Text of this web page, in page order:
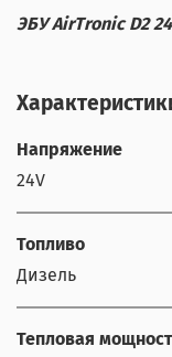
ЭБУ AirTronic D2
Напряжение
24V
Топливо
Дизель
Тепловая